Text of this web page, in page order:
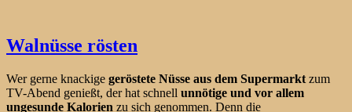
Walnüsse rösten
Wer gerne knackige geröstete Nüsse aus dem Supermarkt zum
TV-Abend genießt, der hat schnell unnötige und vor allem
ungesunde Kalorien zu sich genommen. Denn die